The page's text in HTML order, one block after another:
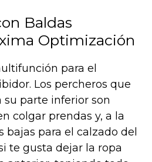
Baldas
Optimización
para el
Los percheros que
parte inferior son
colgar prendas y, a la
bajas para el calzado del
te gusta dejar la ropa